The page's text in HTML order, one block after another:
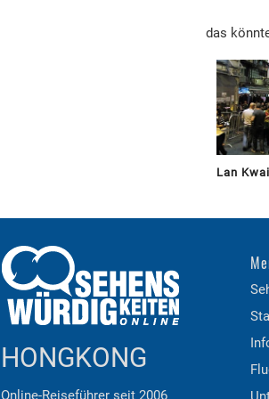
das
Lan
HONGKONG
Online-Reiseführer seit 2006